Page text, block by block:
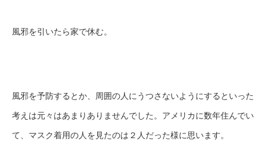
風邪を引いたら家で休む。
風邪を予防するとか、周囲の人にうつさないようにするといった
考えは元々はあまりありませんでした。アメリカに数年住んでい
て、マスク着用の人を見たのは２人だった様に思います。